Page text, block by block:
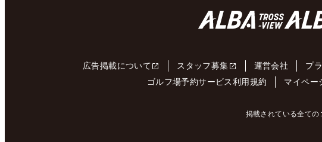
広告掲載について スタッフ募集 運営会社 プ
ゴルフ場予約サービス利用規約
マイペー
掲載されている全て